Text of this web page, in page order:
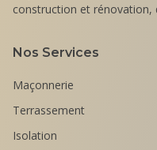
construction et rénovation,
Nos Services
Maçonnerie
Terrassement
Isolation